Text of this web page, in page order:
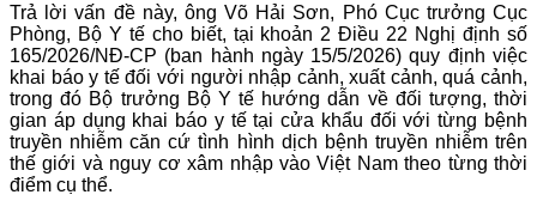
Trả lời vấn đề này, ông Võ Hải Sơn, Phó Cục trưởng Cục
Phòng, Bộ Y tế cho biết, tại khoản 2 Điều 22 Nghị định số
165/2026/NĐ-CP (ban hành ngày 15/5/2026) quy định việc
khai báo y tế đối với người nhập cảnh, xuất cảnh, quá cảnh,
trong đó Bộ trưởng Bộ Y tế hướng dẫn về đối tượng, thời
gian áp dụng khai báo y tế tại cửa khẩu đối với từng bệnh
truyền nhiễm căn cứ tình hình dịch bệnh truyền nhiễm trên
thế giới và nguy cơ xâm nhập vào Việt Nam theo từng thời
điểm cụ thể.